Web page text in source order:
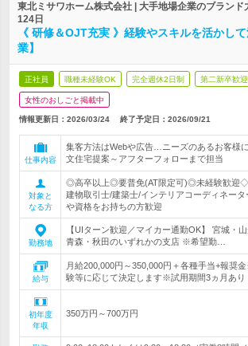
東北ミサワホーム株式会社 | 大手地場企業のブラン
124日
《 研修＆OJT充実 》経験やスキルを活かし
業】
正社員 職種未経験OK 完全週休2日制 第二新卒歓迎
女性のおしごと掲載中
情報更新日：2026/03/24 終了予定日： 2026/09/21
仕事内容
集客方法はWebや広告…ニーズのあるお客様
文住宅提案～アフターフォローまで担当
対象と
なる方
◎高卒以上◎要普免(AT限定可)◎未経験歓迎◇
建物取引士/建築士/インテリアコーディネー
や資格をお持ちの方歓迎
勤務地
【UIターン歓迎／マイカー通勤OK】 宮城・
青森・秋田のいずれかの支店 ※希望勤…
給与
月給200,000円～350,000円＋各種手当+報奨
験等に応じて決定します※試用期間3ヵ月あり
初年度
年収
350万円～700万円